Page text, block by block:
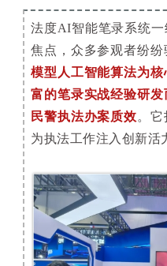
法度AI智能笔录系统
焦点，众多参观者纷
模型人工智能算法为
富的笔录实战经验研
民警执法办案质效。它
为执法工作注入创新活